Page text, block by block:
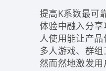
提高K系数最可
体验中融入分
人使用能让产
多人游戏、群
然而然地激发